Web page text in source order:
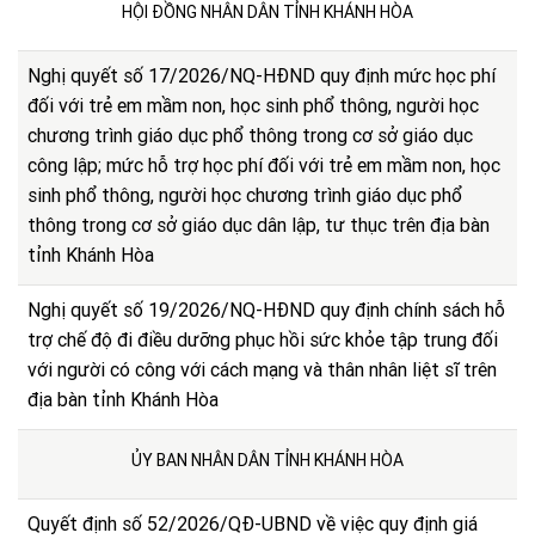
HỘI ĐỒNG NHÂN DÂN TỈNH KHÁNH HÒA
Nghị quyết số 17/2026/NQ-HĐND quy định mức học phí
đối với trẻ em mầm non, học sinh phổ thông, người học
chương trình giáo dục phổ thông trong cơ sở giáo dục
công lập; mức hỗ trợ học phí đối với trẻ em mầm non, học
sinh phổ thông, người học chương trình giáo dục phổ
thông trong cơ sở giáo dục dân lập, tư thục trên địa bàn
tỉnh Khánh Hòa
Nghị quyết số 19/2026/NQ-HĐND quy định chính sách hỗ
trợ chế độ đi điều dưỡng phục hồi sức khỏe tập trung đối
với người có công với cách mạng và thân nhân liệt sĩ trên
địa bàn tỉnh Khánh Hòa
ỦY BAN NHÂN DÂN TỈNH KHÁNH HÒA
Quyết định số 52/2026/QĐ-UBND về việc quy định giá